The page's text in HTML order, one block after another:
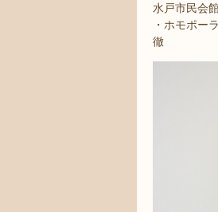
水戸市民会
・ホモポー
徹